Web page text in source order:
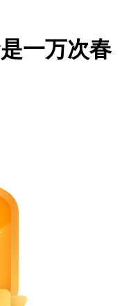
一万次春